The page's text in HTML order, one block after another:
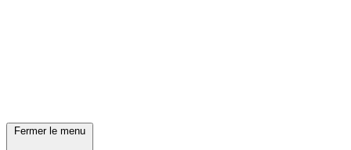
Fermer le menu